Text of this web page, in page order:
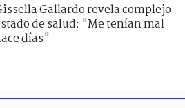
Gallardo revela complejo
de salud: "Me tenían mal
días"